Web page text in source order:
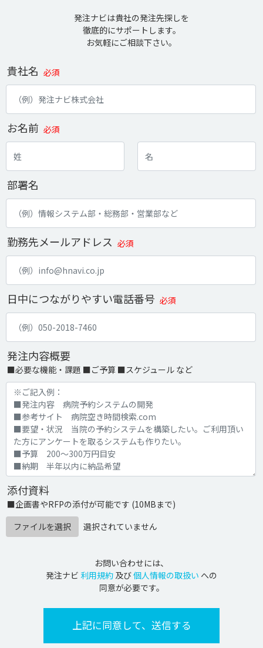
発注ナビは貴社の発注先探しを
徹底的にサポートします。
お気軽にご相談下さい。
貴社名 必須
お名前 必須
部署名
勤務先メールアドレス 必須
日中につながりやすい電話番号 必須
発注内容概要
■必要な機能・課題 ■ご予算 ■スケジュール など
添付資料
■企画書やRFPの添付が可能です (10MBまで)
ファイルを選択
選択されていません
お問い合わせには、
発注ナビ 利用規約 及び個人情報の取扱い への
同意が必要です。